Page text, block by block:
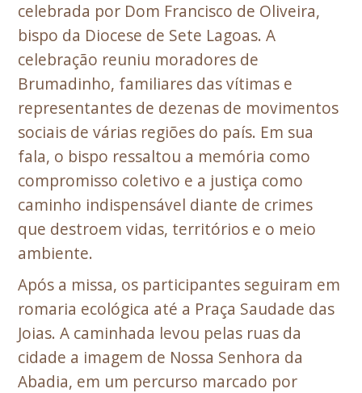
celebrada por Dom Francisco de Oliveira,
bispo da Diocese de Sete Lagoas. A
celebração reuniu moradores de
Brumadinho, familiares das vítimas e
representantes de dezenas de movimentos
sociais de várias regiões do país. Em sua
fala, o bispo ressaltou a memória como
compromisso coletivo e a justiça como
caminho indispensável diante de crimes
que destroem vidas, territórios e o meio
ambiente.
Após a missa, os participantes seguiram em
romaria ecológica até a Praça Saudade das
Joias. A caminhada levou pelas ruas da
cidade a imagem de Nossa Senhora da
Abadia, em um percurso marcado por